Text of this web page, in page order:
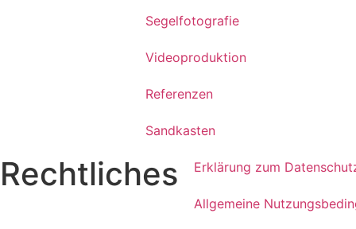
Segelfotografie
Videoproduktion
Referenzen
Sandkasten
Rechtliches Erklärung zum
Allgemeine